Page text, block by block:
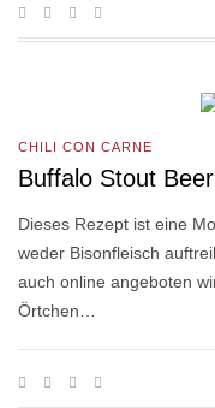
CHILI CON CARNE
Buffalo Stout
Dieses Rezept ist eine
weder Bisonfleisch
auch online angeboten
Örtchen…